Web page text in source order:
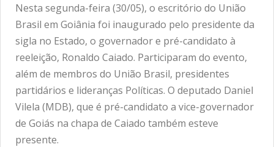
Nesta segunda-feira (30/05), o escritório do União
Brasil em Goiânia foi inaugurado pelo presidente da
sigla no Estado, o governador e pré-candidato à
reeleição, Ronaldo Caiado. Participaram do evento,
além de membros do União Brasil, presidentes
partidários e lideranças Políticas. O deputado Daniel
Vilela (MDB), que é pré-candidato a vice-governador
de Goiás na chapa de Caiado também esteve
presente.